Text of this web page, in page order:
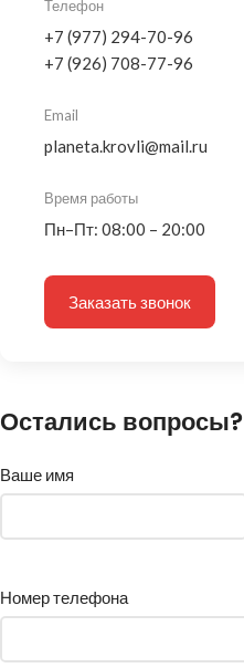
Телефон
+7 (977) 294-70-96
+7 (926) 708-77-96
Email
planeta.krovli@mail.ru
Время работы
Пн–Пт: 08:00 – 20:00
Заказать звонок
Остались вопросы?
Ваше имя
Номер телефона